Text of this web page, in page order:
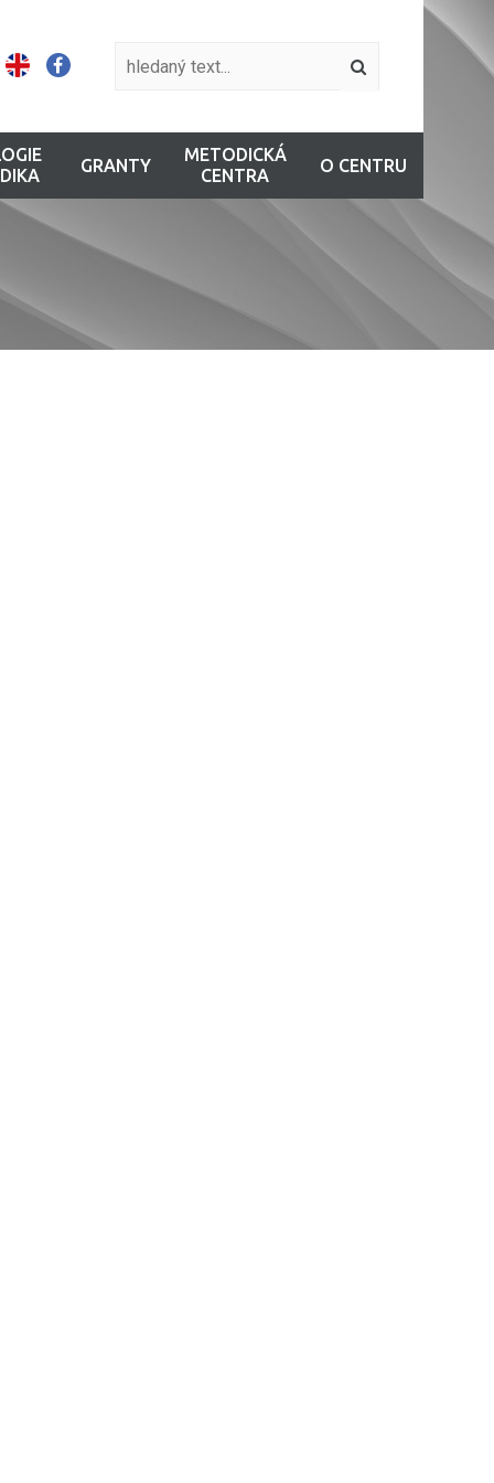
GRANTY
METODICKÁ
CENTRA
O CENTRU